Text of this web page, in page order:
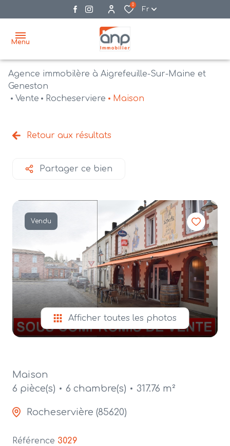
0
Fr
Menu
accueil
vente
agences
estimation
e-
mail
contact
Agence immobilère à Aigrefeuille-Sur-Maine et
Geneston
Vente
Rocheserviere Maison
Retour aux résultats
Partager ce bien
Vendu
Afficher toutes les photos
Maison
6 pièce(s)
6 chambre(s) 317.76 m²
Rocheservière (85620)
Référence 3029